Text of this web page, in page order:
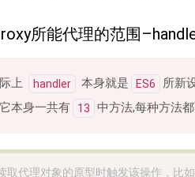
所能代理的范围
上 handler 本身就是 ES6
所新
本身一共有
13 中方法,每种方法
取代理对象的原型时触发该操作，比